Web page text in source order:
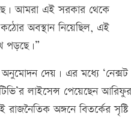
আমরা এই সরকার থেকে
অবস্থান নিয়েছিল, এই
পড়ছে।”
অনুমোদন দেয়। এর মধ্যে ‘নেক্সট
লাইসেন্স পেয়েছেন আরিফুর
অঙ্গনে বিতর্কের সৃষ্টি